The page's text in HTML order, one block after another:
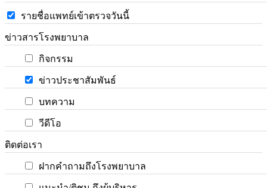
รายชื่อแพทย์เข้าตรวจวันนี้
ข่าวสารโรงพยาบาล
กิจกรรม
ข่าวประชาสัมพันธ์
บทความ
วีดีโอ
ติดต่อเรา
ฝากคำถามถึงโรงพยาบาล